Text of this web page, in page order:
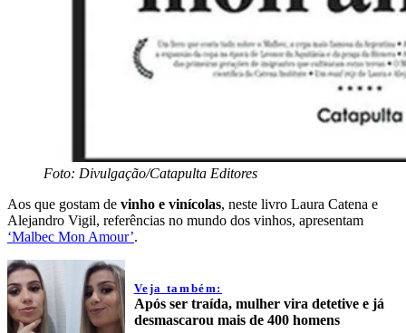
Foto: Divulgação/Catapulta Editores
Aos que gostam de vinho e vinícolas, neste livro Laura Catena e
Alejandro Vigil, referências no mundo dos vinhos, apresentam
‘Malbec Mon Amour’.
Veja também:
Após ser traída, mulher vira detetive e já
desmascarou mais de 400 homens